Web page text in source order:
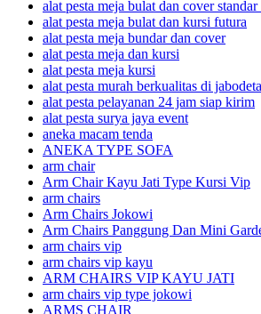
alat pesta meja bulat dan cover standar
alat pesta meja bulat dan kursi futura
alat pesta meja bundar dan cover
alat pesta meja dan kursi
alat pesta meja kursi
alat pesta murah berkualitas di
alat pesta pelayanan 24 jam siap kirim
alat pesta surya jaya event
aneka macam tenda
ANEKA TYPE SOFA
arm chair
Arm Chair Kayu Jati Type Kursi Vip
arm chairs
Arm Chairs Jokowi
Arm Chairs Panggung Dan Mini
arm chairs vip
arm chairs vip kayu
ARM CHAIRS VIP KAYU JATI
arm chairs vip type jokowi
ARMS CHAIR